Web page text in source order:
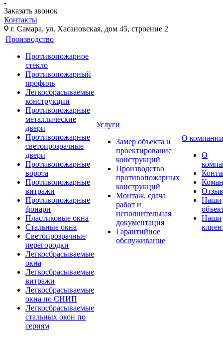
Заказать звонок
Контакты
г. Самара, ул. Хасановская, дом 45, строение 2
Производство
Противопожарное
стекло
Противопожарный
профиль
Легкосбрасываемые
конструкции
Противопожарные
металлические
двери
Противопожарные
светопрозрачные
двери
Противопожарные
ворота
Противопожарные
витражи
Противопожарные
фонари
Пластиковые окна
Стальные окна
Светопрозрачные
перегородки
Легкосбрасываемые
окна
Легкосбрасываемые
витражи
Легкосбрасываемые
окна по СНИП
Легкосбрасываемые
стальных окон по
сериям
Услуги
Замер объекта и
проектирование
конструкций
Производство
противопожарных
конструкций
Монтаж, сдача
работ и
исполнительная
документация
Гарантийное
обслуживание
О компании
О
Наши
Наши